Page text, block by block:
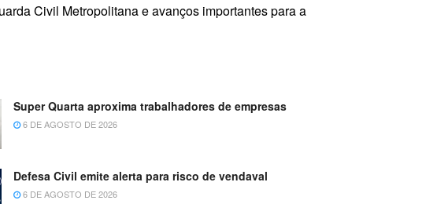
Civil Metropolitana e avanços importantes para a
Super Quarta aproxima trabalhadores de empresas
6 DE AGOSTO DE 2026
Defesa Civil emite alerta para risco de vendaval
6 DE AGOSTO DE 2026